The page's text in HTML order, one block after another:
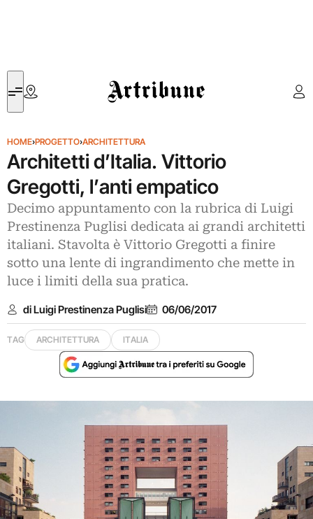
Artribune
HOME›PROGETTO›ARCHITETTURA
Architetti d’Italia. Vittorio
Gregotti, l’anti empatico
Decimo appuntamento con la rubrica di Luigi
Prestinenza Puglisi dedicata ai grandi architetti
italiani. Stavolta è Vittorio Gregotti a finire
sotto una lente di ingrandimento che mette in
luce i limiti della sua pratica.
di Luigi Prestinenza Puglisi 06/06/2017
TAG ARCHITETTURA ITALIA